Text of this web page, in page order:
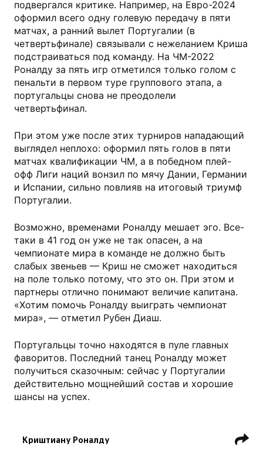
подвергался критике. Например, на Евро-2024
оформил всего одну голевую передачу в пяти
матчах, а ранний вылет Португалии (в
четвертьфинале) связывали с нежеланием Криша
подстраиваться под команду. На ЧМ-2022
Роналду за пять игр отметился только голом с
пенальти в первом туре группового этапа, а
португальцы снова не преодолели
четвертьфинал.
При этом уже после этих турниров нападающий
выглядел неплохо: оформил пять голов в пяти
матчах квалификации ЧМ, а в победном плей-
офф Лиги наций вонзил по мячу Дании, Германии
и Испании, сильно повлияв на итоговый триумф
Португалии.
Возможно, временами Роналду мешает эго. Все-
таки в 41 год он уже не так опасен, а на
чемпионате мира в команде не должно быть
слабых звеньев — Криш не сможет находиться
на поле только потому, что это он. При этом и
партнеры отлично понимают величие капитана.
«Хотим помочь Роналду выиграть чемпионат
мира», — отметил Рубен Диаш.
Португальцы точно находятся в пуле главных
фаворитов. Последний танец Роналду может
получиться сказочным: сейчас у Португалии
действительно мощнейший состав и хорошие
шансы на успех.
Криштиану Роналду